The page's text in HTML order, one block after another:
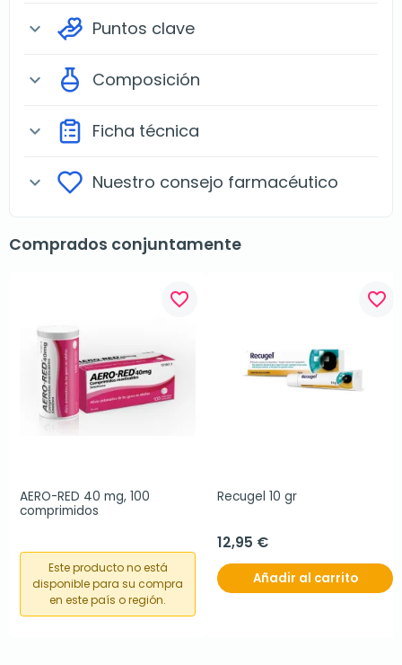
expand_more Puntos clave
expand_more Composición
expand_more Ficha técnica
expand_more Nuestro consejo farmacéutico
Comprados conjuntamente
favorite_border
AERO-RED 40 mg, 100
comprimidos
Este producto no está
disponible para su compra
en este país o región.
favorite_border
Recugel 10 gr
12,95 €
Añadir al carrito